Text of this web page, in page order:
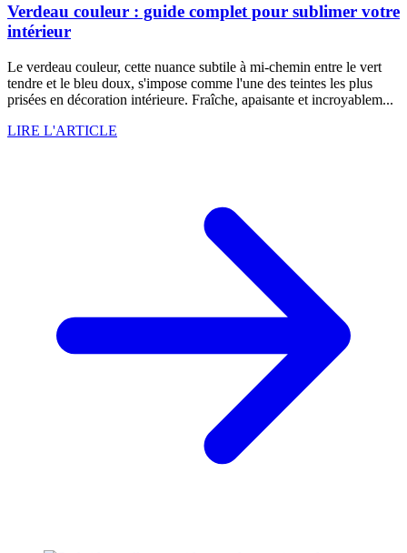
Verdeau couleur : guide complet pour sublimer votre
intérieur
Le verdeau couleur, cette nuance subtile à mi-chemin entre le vert
tendre et le bleu doux, s'impose comme l'une des teintes les plus
prisées en décoration intérieure. Fraîche, apaisante et incroyablem...
LIRE L'ARTICLE